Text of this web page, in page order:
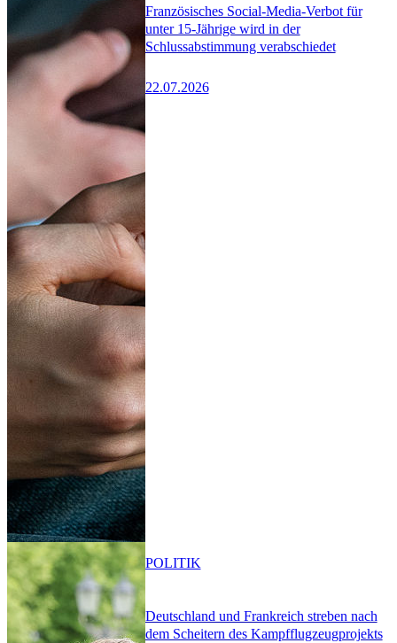
Französisches Social-Media-Verbot für
unter 15-Jährige wird in der
Schlussabstimmung verabschiedet
22.07.2026
Deutschland und Frankreich streben nach
dem Scheitern des Kampfflugzeugprojekts
POLITIK